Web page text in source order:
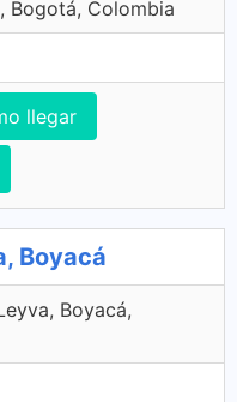
Bogotá, Colombia
llegar
Boyacá
Boyacá,